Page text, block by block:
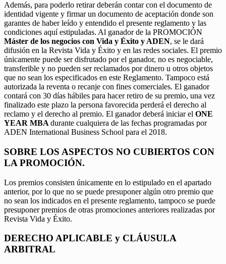
Además, para poderlo retirar deberán contar con el documento de
identidad vigente y firmar un documento de aceptación donde son
garantes de haber leído y entendido el presente reglamento y las
condiciones aquí estipuladas. Al ganador de la PROMOCIÓN
Máster de los negocios con Vida y Éxito y ADEN, se le dará
difusión en la Revista Vida y Éxito y en las redes sociales. El premio
únicamente puede ser disfrutado por el ganador, no es negociable,
transferible y no pueden ser reclamados por dinero u otros objetos
que no sean los especificados en este Reglamento. Tampoco está
autorizada la reventa o recanje con fines comerciales. El ganador
contará con 30 días hábiles para hacer retiro de su premio, una vez
finalizado este plazo la persona favorecida perderá el derecho al
reclamo y el derecho al premio. El ganador deberá iniciar el ONE
YEAR MBA durante cualquiera de las fechas programadas por
ADEN International Business School para el 2018.
SOBRE LOS ASPECTOS NO CUBIERTOS CON
LA PROMOCIÓN.
Los premios consisten únicamente en lo estipulado en el apartado
anterior, por lo que no se puede presuponer algún otro premio que
no sean los indicados en el presente reglamento, tampoco se puede
presuponer premios de otras promociones anteriores realizadas por
Revista Vida y Éxito.
DERECHO APLICABLE y CLÁUSULA
ARBITRAL